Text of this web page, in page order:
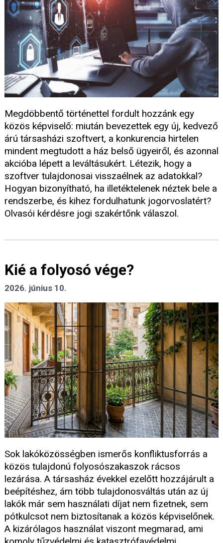
Megdöbbentő történettel fordult hozzánk egy
közös képviselő: miután bevezettek egy új, kedvező
árú társasházi szoftvert, a konkurencia hirtelen
mindent megtudott a ház belső ügyeiről, és azonnal
akcióba lépett a leváltásukért. Létezik, hogy a
szoftver tulajdonosai visszaélnek az adatokkal?
Hogyan bizonyítható, ha illetéktelenek néztek bele a
rendszerbe, és kihez fordulhatunk jogorvoslatért?
Olvasói kérdésre jogi szakértőnk válaszol.
Kié a folyosó vége?
2026. június 10.
Sok lakóközösségben ismerős konfliktusforrás a
közös tulajdonú folyosószakaszok rácsos
lezárása. A társasház évekkel ezelőtt hozzájárult a
beépítéshez, ám több tulajdonosváltás után az új
lakók már sem használati díjat nem fizetnek, sem
pótkulcsot nem biztosítanak a közös képviselőnek.
A kizárólagos használat viszont megmarad, ami